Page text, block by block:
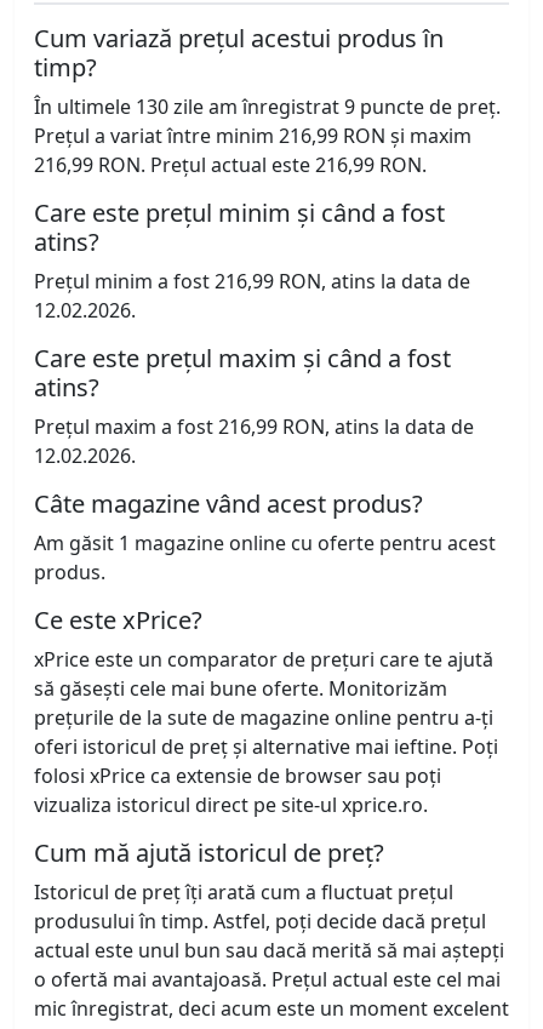
Cum variază prețul acestui produs în
timp?
În ultimele 130 zile am înregistrat 9 puncte de preț.
Prețul a variat între minim 216,99 RON și maxim
216,99 RON. Prețul actual este 216,99 RON.
Care este prețul minim și când a fost
atins?
Prețul minim a fost 216,99 RON, atins la data de
12.02.2026.
Care este prețul maxim și când a fost
atins?
Prețul maxim a fost 216,99 RON, atins la data de
12.02.2026.
Câte magazine vând acest produs?
Am găsit 1 magazine online cu oferte pentru acest
produs.
Ce este xPrice?
xPrice este un comparator de prețuri care te ajută
să găsești cele mai bune oferte. Monitorizăm
prețurile de la sute de magazine online pentru a-ți
oferi istoricul de preț și alternative mai ieftine. Poți
folosi xPrice ca extensie de browser sau poți
vizualiza istoricul direct pe site-ul xprice.ro.
Cum mă ajută istoricul de preț?
Istoricul de preț îți arată cum a fluctuat prețul
produsului în timp. Astfel, poți decide dacă prețul
actual este unul bun sau dacă merită să mai aștepți
o ofertă mai avantajoasă. Prețul actual este cel mai
mic înregistrat, deci acum este un moment excelent